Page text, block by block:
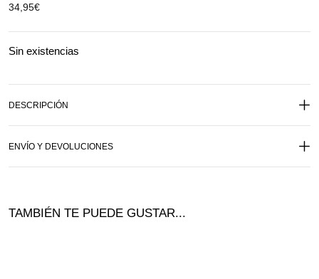
34,95€
Sin existencias
DESCRIPCIÓN
ENVÍO Y DEVOLUCIONES
TAMBIÉN TE PUEDE GUSTAR...